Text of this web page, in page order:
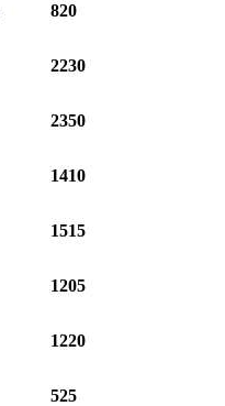
820
2230
2350
1410
1515
1205
1220
525